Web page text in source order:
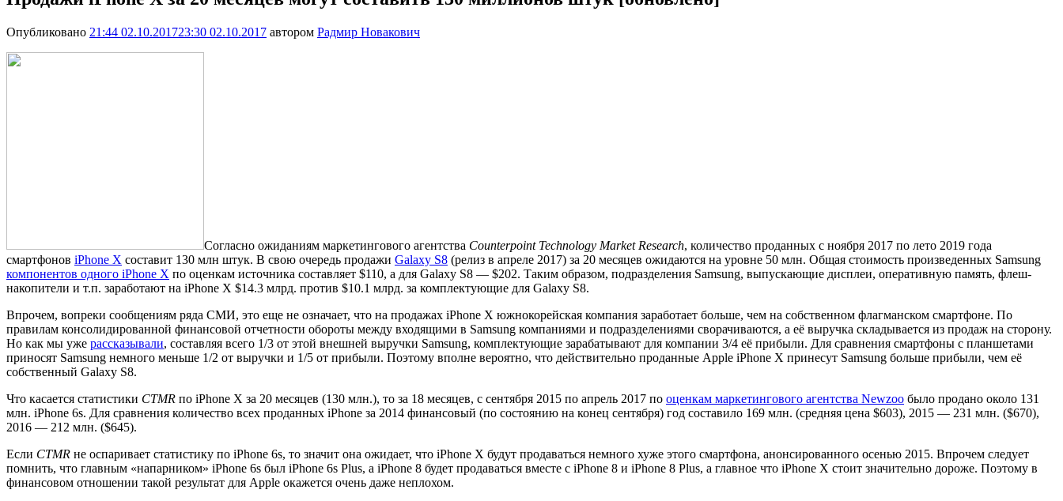
Опубликовано 21:44 02.10.201723:30 02.10.2017 автором Радмир Новакович
Согласно ожиданиям маркетингового агентства Counterpoint Technology Market Research, количество проданных с ноября 2017 по лето 2019 года
смартфонов iPhone X составит 130 млн штук. В свою очередь продажи Galaxy S8 (релиз в апреле 2017) за 20 месяцев ожидаются на уровне 50 млн. Общая стоимость произведенных Samsung
компонентов одного iPhone X по оценкам источника составляет $110, а для Galaxy S8 — $202. Таким образом, подразделения Samsung, выпускающие дисплеи, оперативную память, флеш-
накопители и т.п. заработают на iPhone X $14.3 млрд. против $10.1 млрд. за комплектующие для Galaxy S8.
Впрочем, вопреки сообщениям ряда СМИ, это еще не означает, что на продажах iPhone X южнокорейская компания заработает больше, чем на собственном флагманском смартфоне. По
правилам консолидированной финансовой отчетности обороты между входящими в Samsung компаниями и подразделениями сворачиваются, а её выручка складывается из продаж на сторону.
Но как мы уже рассказывали, составляя всего 1/3 от этой внешней выручки Samsung, комплектующие зарабатывают для компании 3/4 её прибыли. Для сравнения смартфоны с планшетами
приносят Samsung немного меньше 1/2 от выручки и 1/5 от прибыли. Поэтому вполне вероятно, что действительно проданные Apple iPhone X принесут Samsung больше прибыли, чем её
собственный Galaxy S8.
Что касается статистики CTMR по iPhone X за 20 месяцев (130 млн.), то за 18 месяцев, с сентября 2015 по апрель 2017 по оценкам маркетингового агентства Newzoo было продано около 131
млн. iPhone 6s. Для сравнения количество всех проданных iPhone за 2014 финансовый (по состоянию на конец сентября) год составило 169 млн. (средняя цена $603), 2015 — 231 млн. ($670),
2016 — 212 млн. ($645).
Если CTMR не оспаривает статистику по iPhone 6s, то значит она ожидает, что iPhone X будут продаваться немного хуже этого смартфона, анонсированного осенью 2015. Впрочем следует
помнить, что главным «напарником» iPhone 6s был iPhone 6s Plus, а iPhone 8 будет продаваться вместе с iPhone 8 и iPhone 8 Plus, а главное что iPhone X стоит значительно дороже. Поэтому в
финансовом отношении такой результат для Apple окажется очень даже неплохом.